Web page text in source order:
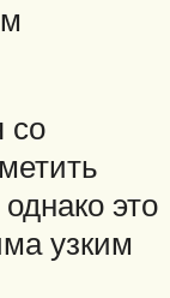
со
это
узким